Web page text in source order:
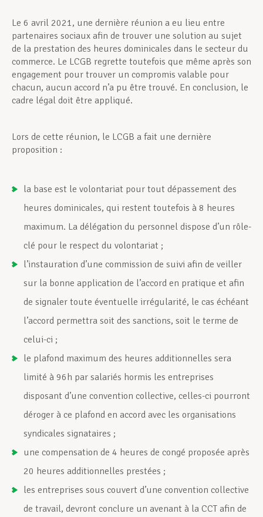
Le 6 avril 2021, une dernière réunion a eu lieu entre
partenaires sociaux afin de trouver une solution au sujet
de la prestation des heures dominicales dans le secteur du
commerce. Le LCGB regrette toutefois que même après son
engagement pour trouver un compromis valable pour
chacun, aucun accord n’a pu être trouvé. En conclusion, le
cadre légal doit être appliqué.
Lors de cette réunion, le LCGB a fait une dernière
proposition :
la base est le volontariat pour tout dépassement des
heures dominicales, qui restent toutefois à 8 heures
maximum. La délégation du personnel dispose d’un rôle-
clé pour le respect du volontariat ;
l’instauration d’une commission de suivi afin de veiller
sur la bonne application de l’accord en pratique et afin
de signaler toute éventuelle irrégularité, le cas échéant
l’accord permettra soit des sanctions, soit le terme de
celui-ci ;
le plafond maximum des heures additionnelles sera
limité à 96h par salariés hormis les entreprises
disposant d’une convention collective, celles-ci pourront
déroger à ce plafond en accord avec les organisations
syndicales signataires ;
une compensation de 4 heures de congé proposée après
20 heures additionnelles prestées ;
les entreprises sous couvert d’une convention collective
de travail, devront conclure un avenant à la CCT afin de